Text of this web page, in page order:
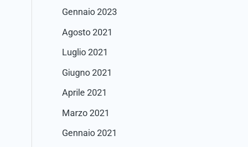
Gennaio 2023
Agosto 2021
Luglio 2021
Giugno 2021
Aprile 2021
Marzo 2021
Gennaio 2021